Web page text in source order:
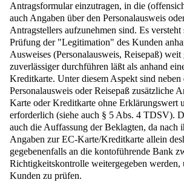
Antragsformular einzutragen, in die
auch Angaben über den Personalausweis
Antragstellers aufzunehmen sind. Es
Prüfung der "Legitimation" des Kunden
Ausweises (Personalausweis, Reisepaß) weit
zuverlässiger durchführen läßt als anhand
Kreditkarte. Unter diesem Aspekt sind neben
Personalausweis oder Reisepaß zusätzliche
Karte oder Kreditkarte ohne Erklärungswert
erforderlich (siehe auch § 5 Abs. 4 TDSV).
auch die Auffassung der Beklagten, da nach
Angaben zur EC-Karte/Kreditkarte allein
gegebenenfalls an die kontoführende Bank
Richtigkeitskontrolle weitergegeben werden,
Kunden zu prüfen.